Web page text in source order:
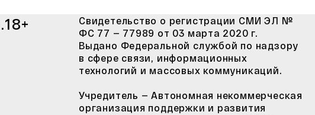
18+
Свидетельство о регистрации СМИ ЭЛ №
ФС 77 — 77989 от 03 марта 2020 г.
Выдано Федеральной службой по надзору
в сфере связи, информационных
технологий и массовых коммуникаций.
Учредитель — Автономная некоммерческая
организация поддержки и развития